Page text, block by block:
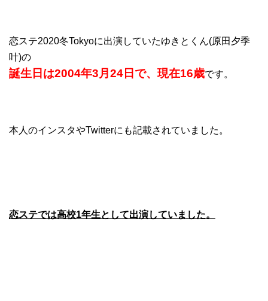
恋ステ2020冬Tokyoに出演していたゆきとくん(原田夕季
叶)の
誕生日は2004年3月24日で、現在16歳です。
本人のインスタやTwitterにも記載されていました。
恋ステでは高校1年生として出演していました。